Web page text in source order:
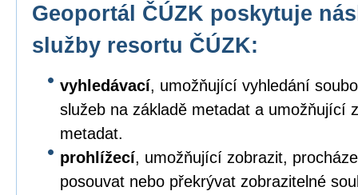
Geoportál ČÚZK poskytuje
služby resortu ČÚZK:
vyhledávací, umožňující vyhledání
služeb na základě metadat a umožňující
metadat.
prohlížecí, umožňující zobrazit,
posouvat nebo překrývat zobrazitelné